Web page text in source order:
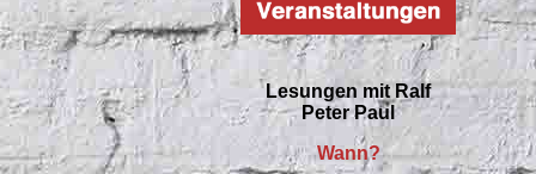
Lesungen mit Ralf
Peter Paul
Wann?